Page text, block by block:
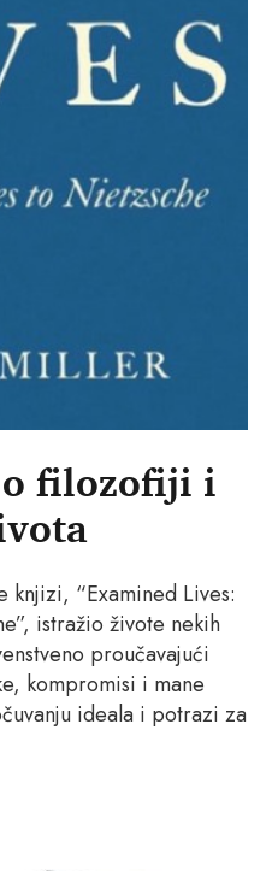
filozofiji i
knjizi, “Examined Lives:
istražio živote nekih
proučavajući
kompromisi i mane
ideala i potrazi za